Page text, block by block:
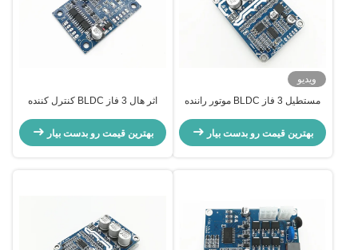
ویدیو
مستطیل 3 فاز BLDC موتور راننده
بهترین قیمت رو بدست بیار
اثر هال 3 فاز BLDC کنترل کننده
بهترین قیمت رو بدست بیار